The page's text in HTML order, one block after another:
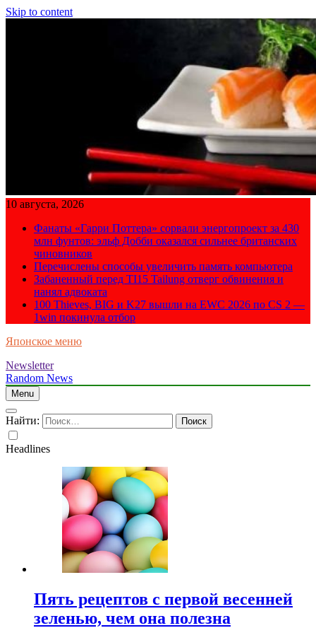
Skip to content
10 августа, 2026
Фанаты «Гарри Поттера» сорвали энергопроект за 430
млн фунтов: эльф Добби оказался сильнее британских
чиновников
Перечислены способы увеличить память компьютера
Забаненный перед TI15 Tailung отверг обвинения и
нанял адвоката
100 Thieves, BIG и K27 вышли на EWC 2026 по CS 2 —
1win покинула отбор
Японское меню
Newsletter
Random News
Menu
Найти:
Headlines
Пять рецептов с первой весенней
зеленью, чем она полезна